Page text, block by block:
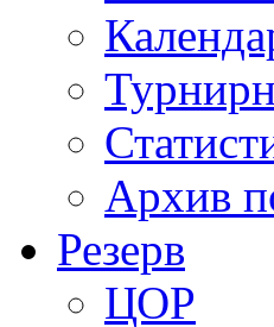
Архив
Резерв
ЦОР